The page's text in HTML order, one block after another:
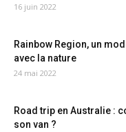
16 juin 2022
Rainbow Region, un
avec la nature
24 mai 2022
Road trip en Australie :
son van ?